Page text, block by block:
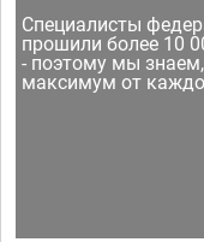
Специалисты
прошили более 10
- поэтому мы
максимум от